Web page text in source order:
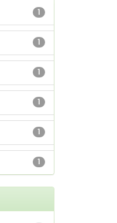
1
1
1
1
1
1